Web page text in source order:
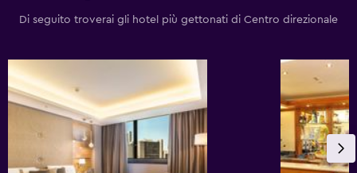
Di seguito troverai gli hotel più gettonati di Centro direzionale